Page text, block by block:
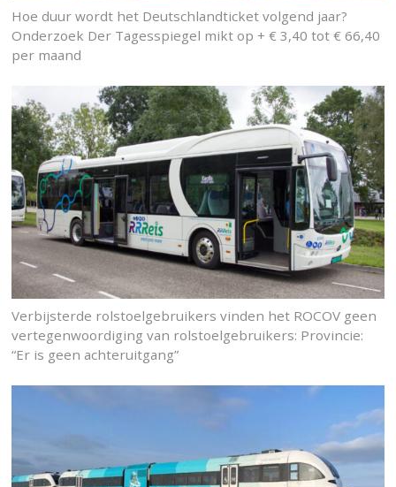
Hoe duur wordt het Deutschlandticket volgend jaar?
Onderzoek Der Tagesspiegel mikt op + € 3,40 tot € 66,40
per maand
Verbijsterde rolstoelgebruikers vinden het ROCOV geen
vertegenwoordiging van rolstoelgebruikers: Provincie:
“Er is geen achteruitgang”